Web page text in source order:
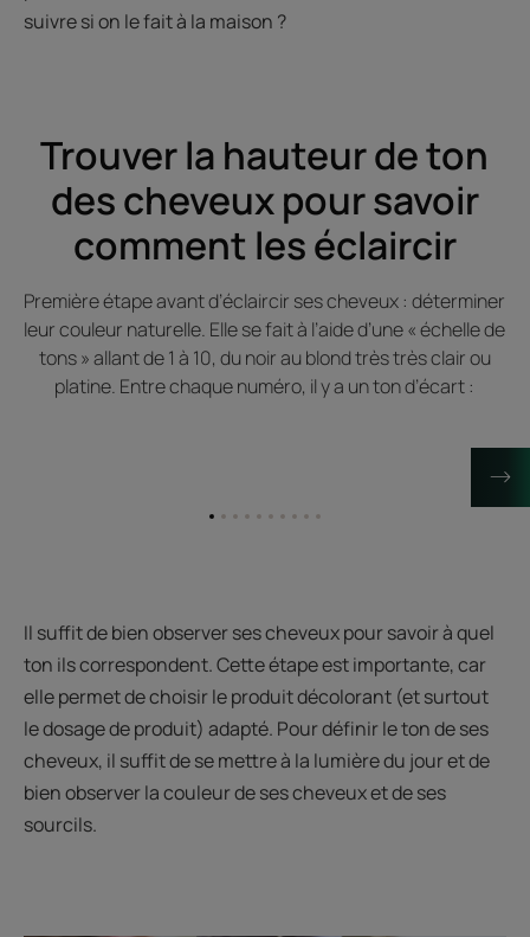
suivre si on le fait à la maison ?
Trouver la hauteur de ton
des cheveux pour savoir
comment les éclaircir
Première étape avant d’éclaircir ses cheveux : déterminer
leur couleur naturelle. Elle se fait à l’aide d’une « échelle de
tons » allant de 1 à 10, du noir au blond très très clair ou
platine. Entre chaque numéro, il y a un ton d’écart :
Aller
Aller
Aller
Aller
Aller
Aller
Aller
AllerAllerAller
Il suffit de bien observer ses cheveux pour savoir à quel
ton ils correspondent. Cette étape est importante, car
elle permet de choisir le produit décolorant (et surtout
le dosage de produit) adapté. Pour définir le ton de ses
cheveux, il suffit de se mettre à la lumière du jour et de
bien observer la couleur de ses cheveux et de ses
sourcils.